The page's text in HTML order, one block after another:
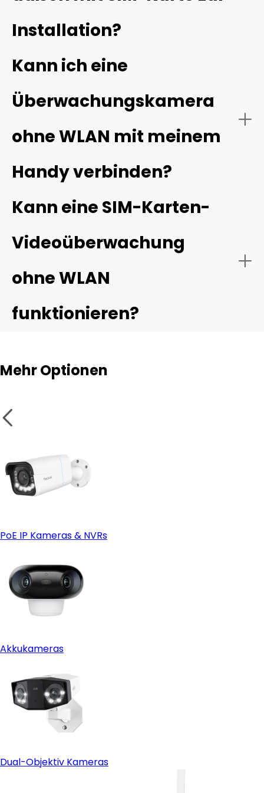
Installation?
Flexiblen und mobilen Einsatz
Kann ich eine
Überwachungskamera
ohne WLAN mit meinem
Handy verbinden?
Schritt 3: App einrichten
Kann eine SIM-Karten-
Videoüberwachung
ohne WLAN
funktionieren?
Mehr Optionen
PoE IP Kameras & NVRs
Akkukameras
Dual-Objektiv Kameras